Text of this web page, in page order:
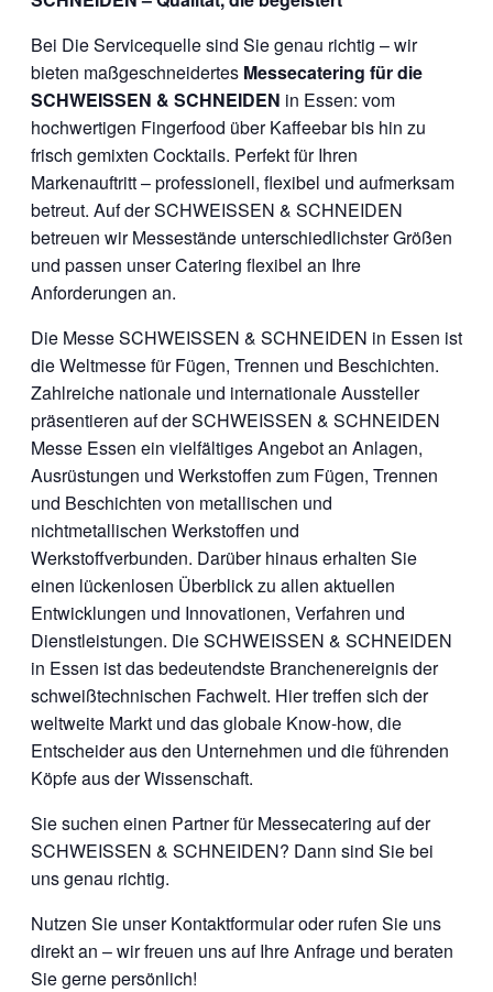
Bei Die Servicequelle sind Sie genau richtig – wir
bieten maßgeschneidertes Messecatering für die
SCHWEISSEN & SCHNEIDEN in Essen: vom
hochwertigen Fingerfood über Kaffeebar bis hin zu
frisch gemixten Cocktails. Perfekt für Ihren
Markenauftritt – professionell, flexibel und aufmerksam
betreut. Auf der SCHWEISSEN & SCHNEIDEN
betreuen wir Messestände unterschiedlichster Größen
und passen unser Catering flexibel an Ihre
Anforderungen an.
Die Messe SCHWEISSEN & SCHNEIDEN in Essen ist
die Weltmesse für Fügen, Trennen und Beschichten.
Zahlreiche nationale und internationale Aussteller
präsentieren auf der SCHWEISSEN & SCHNEIDEN
Messe Essen ein vielfältiges Angebot an Anlagen,
Ausrüstungen und Werkstoffen zum Fügen, Trennen
und Beschichten von metallischen und
nichtmetallischen Werkstoffen und
Werkstoffverbunden. Darüber hinaus erhalten Sie
einen lückenlosen Überblick zu allen aktuellen
Entwicklungen und Innovationen, Verfahren und
Dienstleistungen. Die SCHWEISSEN & SCHNEIDEN
in Essen ist das bedeutendste Branchenereignis der
schweißtechnischen Fachwelt. Hier treffen sich der
weltweite Markt und das globale Know-how, die
Entscheider aus den Unternehmen und die führenden
Köpfe aus der Wissenschaft.
Sie suchen einen Partner für Messecatering auf der
SCHWEISSEN & SCHNEIDEN? Dann sind Sie bei
uns genau richtig.
Nutzen Sie unser Kontaktformular oder rufen Sie uns
direkt an – wir freuen uns auf Ihre Anfrage und beraten
Sie gerne persönlich!